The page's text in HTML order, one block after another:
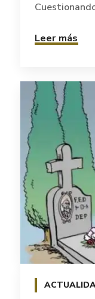
Leer más